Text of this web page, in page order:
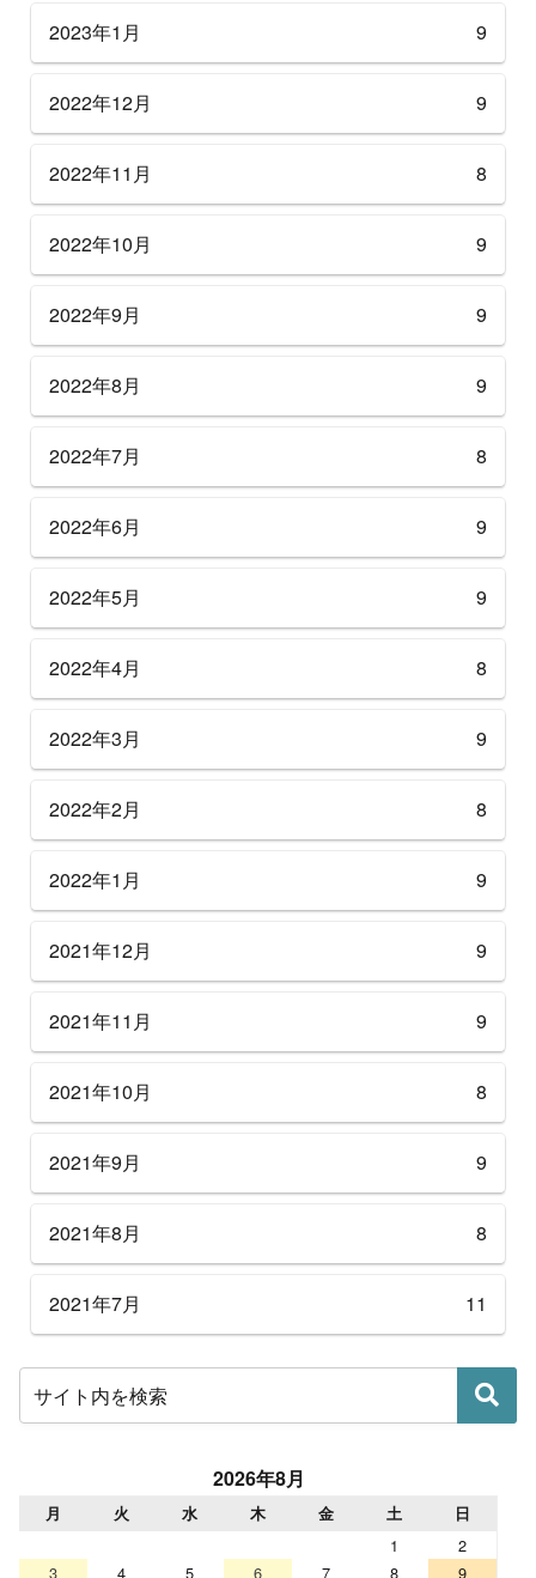
2023年1月 9
2022年12月 9
2022年11月 8
2022年10月 9
2022年9月 9
2022年8月 9
2022年7月 8
2022年6月 9
2022年5月 9
2022年4月 8
2022年3月 9
2022年2月 8
2022年1月 9
2021年12月 9
2021年11月 9
2021年10月 8
2021年9月 9
2021年8月 8
2021年7月 11
2026年8月
月 火 水 木 金 土 日
1
2
3
4 5 6 7 8 9